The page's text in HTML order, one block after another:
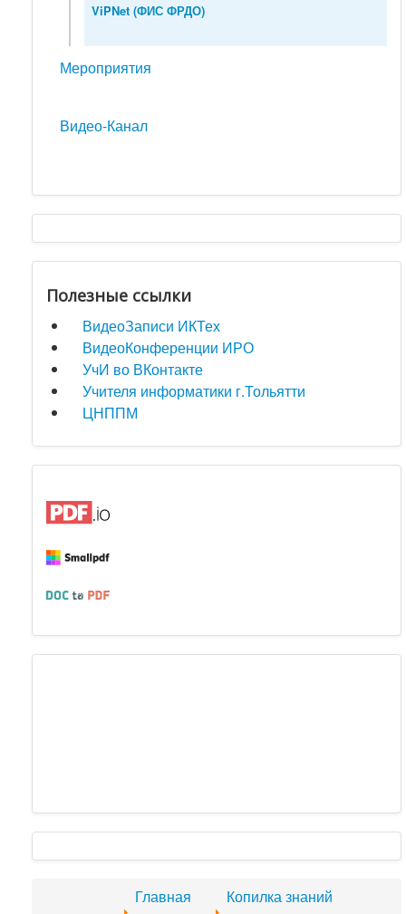
ViPNet (ФИС ФРДО)
Мероприятия
Видео-Канал
Полезные ссылки
ВидеоЗаписи ИКТех
ВидеоКонференции ИРО
УчИ во ВКонтакте
Учителя информатики г.Тольятти
ЦНППМ
Главная Копилка знаний